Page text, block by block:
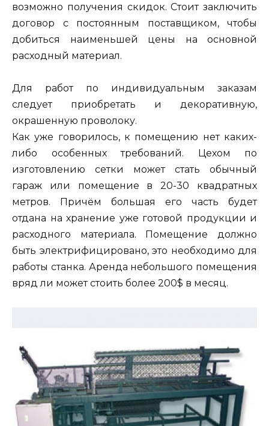
возможно получения скидок. Стоит заключить
договор с постоянным поставщиком, чтобы
добиться наименьшей цены на основной
расходный материал.
Для работ по индивидуальным заказам
следует приобретать и декоративную,
окрашенную проволоку.
Как уже говорилось, к помещению нет каких-
либо особенных требований. Цехом по
изготовлению сетки может стать обычный
гараж или помещение в 20-30 квадратных
метров. Причём большая его часть будет
отдана на хранение уже готовой продукции и
расходного материала. Помещение должно
быть электрифицировано, это необходимо для
работы станка. Аренда небольшого помещения
вряд ли может стоить более 200$ в месяц.